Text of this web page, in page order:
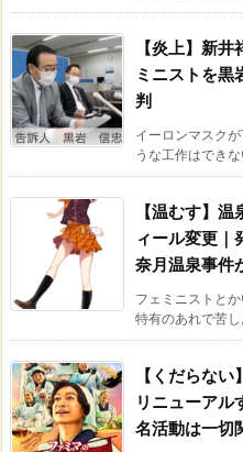
【炎上】新
ミニストを黒
判
イーロンマスク
うな工作はでき
【温むす】
ィール変更｜
奈月温泉事件
フェミニストと
特有のあれで苦
【くだらな
リニューアル
名活動は一切